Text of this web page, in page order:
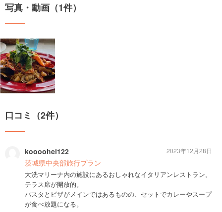
写真・動画（1件）
口コミ（2件）
koooohei122
茨城県中央部旅行プラン
大洗マリーナ内の施設にあるおしゃれなイタリアンレストラン。
テラス席が開放的。
パスタとピザがメインではあるものの、セットでカレーやスープ
が食べ放題になる。
2023年12月28日